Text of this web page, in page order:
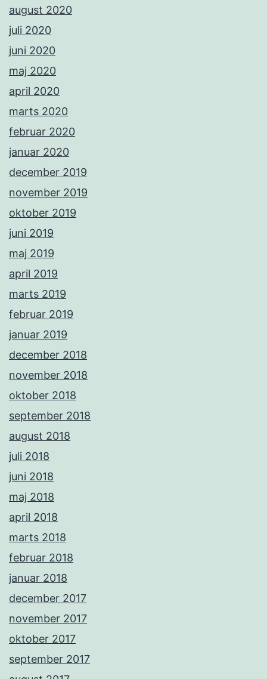
august 2020
juli 2020
juni 2020
maj 2020
april 2020
marts 2020
februar 2020
januar 2020
december 2019
november 2019
oktober 2019
juni 2019
maj 2019
april 2019
marts 2019
februar 2019
januar 2019
december 2018
november 2018
oktober 2018
september 2018
august 2018
juli 2018
juni 2018
maj 2018
april 2018
marts 2018
februar 2018
januar 2018
december 2017
november 2017
oktober 2017
september 2017